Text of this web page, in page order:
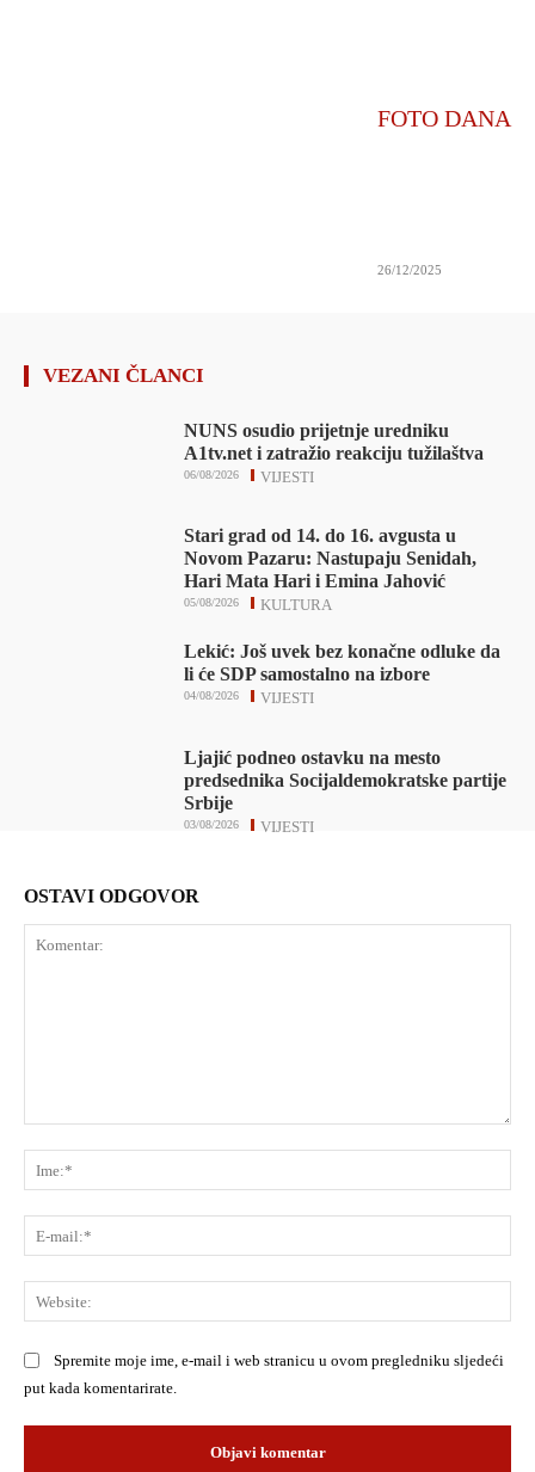
FOTO DANA
26/12/2025
VEZANI ČLANCI
NUNS osudio prijetnje uredniku
A1tv.net i zatražio reakciju tužilaštva
VIJESTI
06/08/2026
Stari grad od 14. do 16. avgusta u
Novom Pazaru: Nastupaju Senidah,
Hari Mata Hari i Emina Jahović
KULTURA
05/08/2026
Lekić: Još uvek bez konačne odluke da
li će SDP samostalno na izbore
VIJESTI
04/08/2026
Ljajić podneo ostavku na mesto
predsednika Socijaldemokratske partije
Srbije
VIJESTI
03/08/2026
OSTAVI ODGOVOR
Spremite moje ime, e-mail i web stranicu u ovom pregledniku sljedeći
put kada komentarirate.